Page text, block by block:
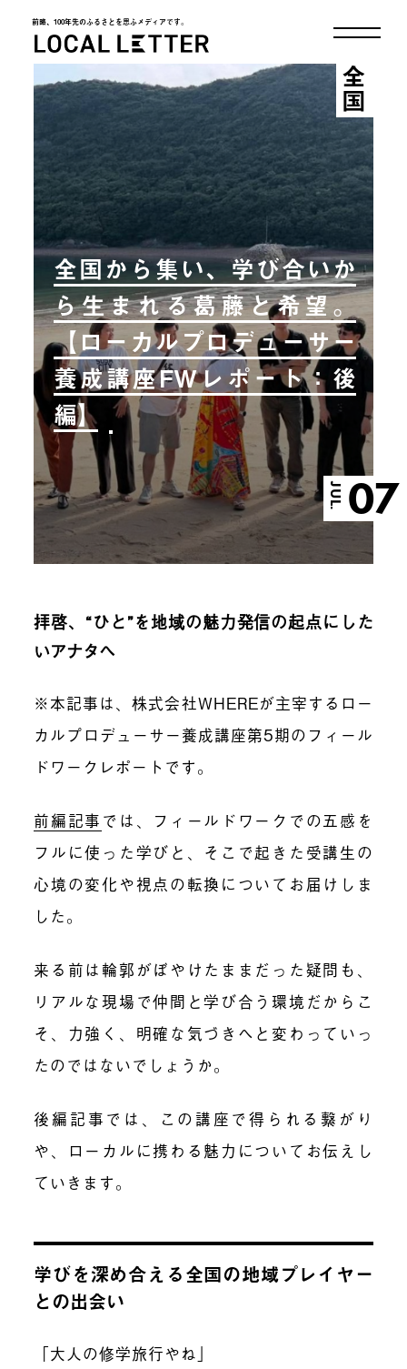
前略、100年先のふるさとを思ふメディアです。
LOCAL LETTER
全国から集い、学び合いか
ら生まれる葛藤と希望。
【ローカルプロデューサー
養成講座FWレポート：後
編】
JUL. 07
全国
拝啓、“ひと”を地域の魅力発信の起点にした
いアナタへ
※本記事は、株式会社WHEREが主宰するロー
カルプロデューサー養成講座第5期のフィール
ドワークレポートです。
前編記事 では、フィールドワークでの五感を
フルに使った学びと、そこで起きた受講生の
心境の変化や視点の転換についてお届けしま
した。
来る前は輪郭がぼやけたままだった疑問も、
リアルな現場で仲間と学び合う環境だからこ
そ、力強く、明確な気づきへと変わっていっ
たのではないでしょうか。
後編記事では、この講座で得られる繋がり
や、ローカルに携わる魅力についてお伝えし
ていきます。
学びを深め合える全国の地域プレイヤー
との出会い
「大人の修学旅行やね」